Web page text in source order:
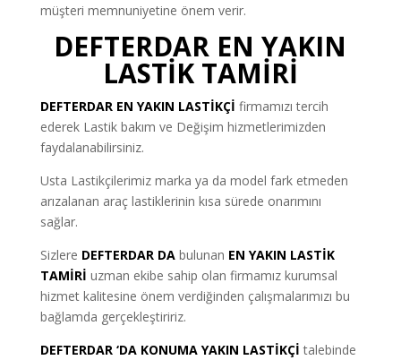
müşteri memnuniyetine önem verir.
DEFTERDAR EN YAKIN
LASTİK TAMİRİ
DEFTERDAR EN YAKIN LASTİKÇİ firmamızı tercih
ederek Lastik bakım ve Değişim hizmetlerimizden
faydalanabilirsiniz.
Usta Lastikçilerimiz marka ya da model fark etmeden
arızalanan araç lastiklerinin kısa sürede onarımını
sağlar.
Sizlere DEFTERDAR DAbulunan EN YAKIN LASTİK
TAMİRİ uzman ekibe sahip olan firmamız kurumsal
hizmet kalitesine önem verdiğinden çalışmalarımızı bu
bağlamda gerçekleştiririz.
DEFTERDAR ‘DA KONUMA YAKIN LASTİKÇİ talebinde